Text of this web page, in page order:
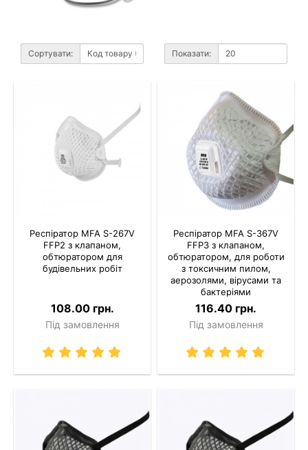
Сортувати: Показати:
Респіратор MFA S-267V
FFP2 з клапаном,
обтюратором для
будівельних робіт
108.00 грн.
Під замовлення
Респіратор MFA S-367V
FFP3 з клапаном,
обтюратором, для роботи
з токсичним пилом,
аерозолями, вірусами та
бактеріями
116.40 грн.
Під замовлення